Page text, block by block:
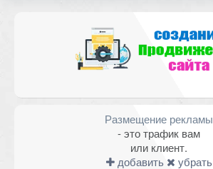
Комментарий
Размещение рекламы
- это трафик вам
или клиент.
добавить
убрать